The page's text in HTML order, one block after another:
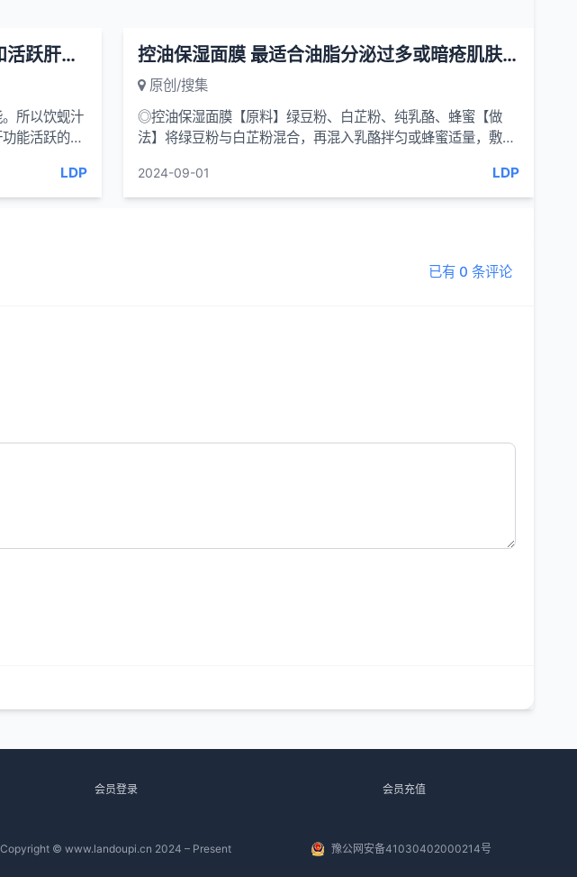
蚬 强肝 预防中暑 蚬可促进胆汁分泌和活跃肝功能
所以饮蚬汁
能活跃的话,
LDP
控油保湿面膜 最适合油脂分泌过多或暗疮肌肤使用美容
原创/搜集
◎控油保湿面膜【原料】绿豆粉、白芷粉、纯乳酪、蜂蜜【做
法】将绿豆粉与白芷粉混合，再混入乳酪拌匀或蜂蜜适量，敷于
2024-09-01 LDP
已有 0 条评论
会员登录 会员充值
Copyright © www.landoupi.cn 2024 – Present 豫公网安备41030402000214号